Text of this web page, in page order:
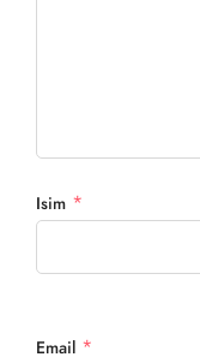
Isim *
Email *